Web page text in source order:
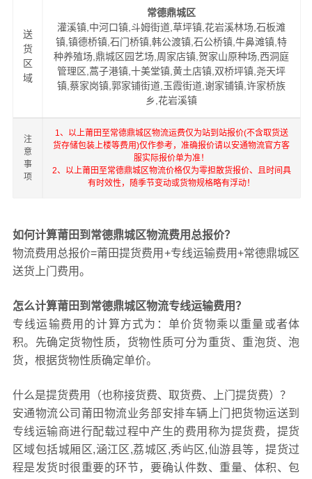
送
货
区
域
常德鼎城区
灌溪镇,中河口镇,斗姆街道,草坪镇,花岩溪林场,石板滩
镇,镇德桥镇,石门桥镇,韩公渡镇,石公桥镇,牛鼻滩镇,特
种养殖场,鼎城区园艺场,周家店镇,贺家山原种场,西洞庭
管理区,蒿子港镇,十美堂镇,黄土店镇,双桥坪镇,尧天坪
镇,蔡家岗镇,郭家铺街道,玉霞街道,谢家铺镇,许家桥族
乡,花岩溪镇
注
意
事
项
1、以上莆田至常德鼎城区物流运费仅为站到站报价(不含取货送
货存储包装上楼等费用)仅作参考，准确报价请以安通物流官方客
服实际报价单为准！
2、以上莆田至常德鼎城区物流价格仅为零担散货报价、且时间具
有时效性，随季节变动或货物规格略有浮动！
如何计算莆田到常德鼎城区物流费用总报价？
物流费用总报价=莆田提货费用+专线运输费用+常德鼎城区
送货上门费用。
怎么计算莆田到常德鼎城区物流专线运输费用？
专线运输费用的计算方式为：单价货物乘以重量或者体
积。先确定货物性质，货物性质可分为重货、重泡货、泡
货，根据货物性质确定单价。
什么是提货费用（也称接货费、取货费、上门提货费）？
安通物流公司莆田物流业务部安排车辆上门把货物运送到
专线运输商进行配载过程中产生的费用称为提货费，提货
区域包括城厢区,涵江区,荔城区,秀屿区,仙游县等，提货过
程是发货时很重要的环节，要确认件数、重量、体积、包